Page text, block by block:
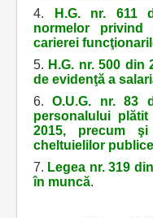
4.
H.G. nr. 611
normelor privind
carierei
5. H.G. nr. 500 din
de evidenţă a
6.O.U.G. nr. 83
personalului
2015, precum
cheltuielilor publice
7. Legea nr. 319
în muncă.